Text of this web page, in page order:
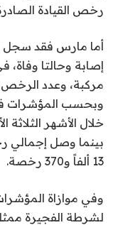
رخص القيادة الصادرة أو
وبحسب المؤشرات
بينما وصل إجمالي
13 ألفاً و370 رخصة.
وفي موازاة
لشرطة الفجيرة